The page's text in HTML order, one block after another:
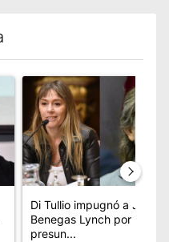
el título ""Si no está de
Un artículo de tendencia
Di Tullio impugnó a
Benegas Lynch por un
presun...